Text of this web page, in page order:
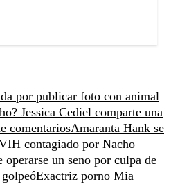
por publicar foto con animal
Jessica Cediel comparte una
comentariosAmaranta Hank se
contagiado por Nacho
un seno por culpa de
Exactriz porno Mia